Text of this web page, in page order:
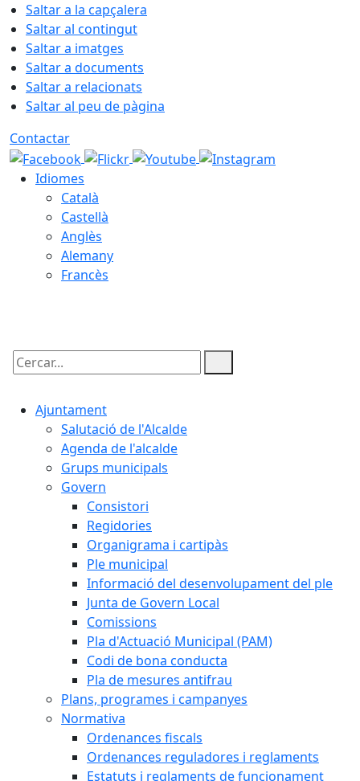
Saltar a la capçalera
Saltar al contingut
Saltar a imatges
Saltar a documents
Saltar a relacionats
Saltar al peu de pàgina
Contactar
Idiomes
Català
Castellà
Anglès
Alemany
Francès
Cercar:
Ajuntament
Salutació de l'Alcalde
Agenda de l'alcalde
Grups municipals
Govern
Consistori
Regidories
Organigrama i cartipàs
Ple municipal
Informació del desenvolupament del ple
Junta de Govern Local
Comissions
Pla d'Actuació Municipal (PAM)
Codi de bona conducta
Pla de mesures antifrau
Plans, programes i campanyes
Normativa
Ordenances fiscals
Ordenances reguladores i reglaments
Estatuts i reglaments de funcionament